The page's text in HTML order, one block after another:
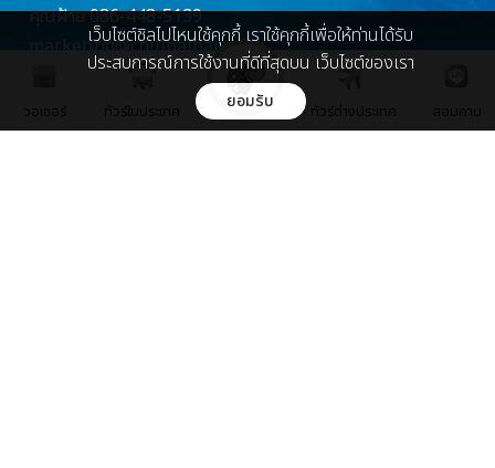
คุณฝ้าย 086-448-5139
marketing@chillpainai.com
เว็บไซต์ชิลไปไหนใช้คุกกี้ เราใช้คุกกี้เพื่อให้ท่านได้รับ
ประสบการณ์การใช้งานที่ดีที่สุดบน เว็บไซต์ของเรา
ยอมรับ